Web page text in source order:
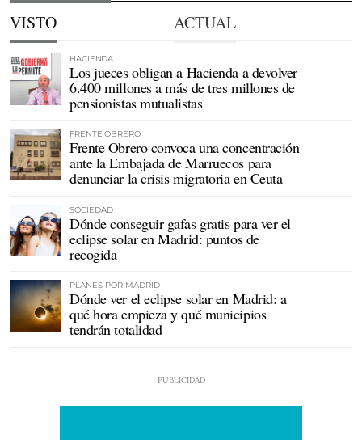
VISTO ACTUAL
HACIENDA
Los jueces obligan a Hacienda a devolver
6.400 millones a más de tres millones de
pensionistas mutualistas
FRENTE OBRERO
Frente Obrero convoca una concentración
ante la Embajada de Marruecos para
denunciar la crisis migratoria en Ceuta
SOCIEDAD
Dónde conseguir gafas gratis para ver el
eclipse solar en Madrid: puntos de
recogida
PLANES POR MADRID
Dónde ver el eclipse solar en Madrid: a
qué hora empieza y qué municipios
tendrán totalidad